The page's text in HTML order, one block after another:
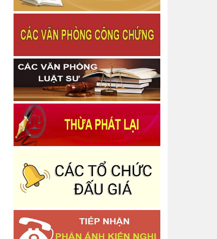
Thông báo cấp lại Giấy đăng ký hoạt động cho
Công ty Luật TNHH Nguyễn Ngọc Anh và Cộng sự
Thông báo Quyết định Đăng ký tập sự hành nghề
công chứng
Trung tâm Trợ giúp pháp lý nhà nước tỉnh Thái
Nguyên
Thông báo Quyết định Chấm dứt tập sự hành
nghề công chứng
Công bố danh mục thủ tục hành chính được sửa
đổi, bổ sung trong lĩnh vực bồi thường nhà nước
Thông báo Về việc thu hồi thẻ công chứng viên
Thông báo niêm yết thông báo về việc tiếp nhận
Công chứng văn bản phân chia di sản
Thông báo Quyết định công bố công khai dự
Công chứng Số 2
Thông báo Quyết định Công nhận hoàn thành
tập sự hành nghề công chứng
công chứng
Thông báo Về việc phân công lịch trực nghỉ tết
Dương lịch năm 2026 và các ngày thứ bảy, chủ
nhật